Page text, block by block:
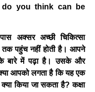
you think can be
अक्सर अच्छी चिकित्सा
पहुंच नहीं होती है। आपने
के बारे में पढ़ा है। उसके और
आपको लगता है कि यह एक
किया जा सकता है? कक्षा